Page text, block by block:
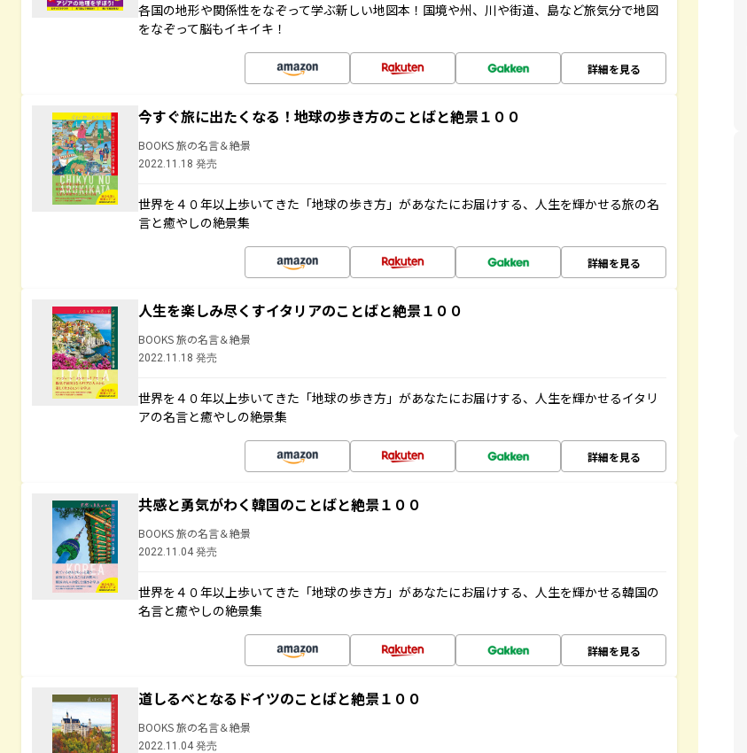
各国の地形や関係性をなぞって学ぶ新しい地図本！国境や州、川や街道、島など旅気分で地図
をなぞって脳もイキイキ！
詳細を見る
今すぐ旅に出たくなる！地球の歩き方のことばと絶景１００
BOOKS 旅の名言＆絶景
2022.11.18 発売
世界を４０年以上歩いてきた「地球の歩き方」があなたにお届けする、人生を輝かせる旅の名
言と癒やしの絶景集
詳細を見る
人生を楽しみ尽くすイタリアのことばと絶景１００
BOOKS 旅の名言＆絶景
2022.11.18 発売
世界を４０年以上歩いてきた「地球の歩き方」があなたにお届けする、人生を輝かせるイタリ
アの名言と癒やしの絶景集
詳細を見る
共感と勇気がわく韓国のことばと絶景１００
BOOKS 旅の名言＆絶景
2022.11.04 発売
世界を４０年以上歩いてきた「地球の歩き方」があなたにお届けする、人生を輝かせる韓国の
名言と癒やしの絶景集
詳細を見る
道しるべとなるドイツのことばと絶景１００
BOOKS 旅の名言＆絶景
2022.11.04 発売